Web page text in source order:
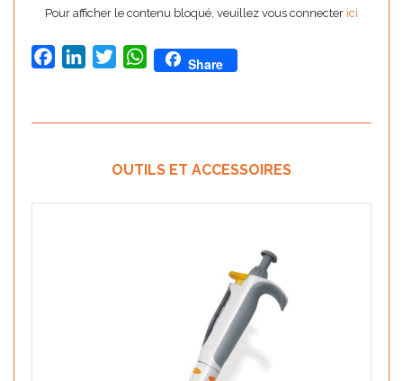
Pour afficher le contenu bloqué, veuillez vous connecter ici
FacebookLinkedInTwitterWhatsApp
Share
OUTILS ET ACCESSOIRES